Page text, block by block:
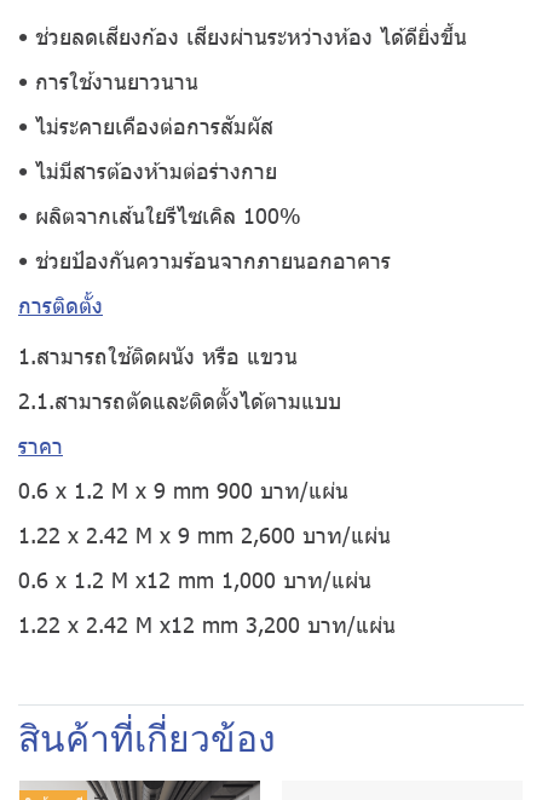
• ช่วยลดเสียงก้อง เสียงผ่านระหว่างห้อง ได้ดียิ่งขึ้น
• การใช้งานยาวนาน
• ไม่ระคายเคืองต่อการสัมผัส
• ไม่มีสารต้องห้ามต่อร่างกาย
• ผลิตจากเส้นใยรีไซเคิล 100%
• ช่วยป้องกันความร้อนจากภายนอกอาคาร
การติดตั้ง
1.สามารถใช้ติดผนัง หรือ แขวน
2.1.สามารถตัดและติดตั้งได้ตามแบบ
ราคา
0.6 x 1.2 M x 9 mm 900 บาท/แผ่น
1.22 x 2.42 M x 9 mm 2,600 บาท/แผ่น
0.6 x 1.2 M x12 mm 1,000 บาท/แผ่น
1.22 x 2.42 M x12 mm 3,200 บาท/แผ่น
สินค้าที่เกี่ยวข้อง